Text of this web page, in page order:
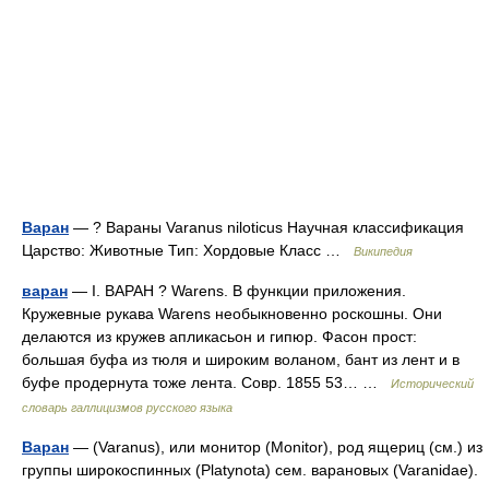
Варан — ? Вараны Varanus niloticus Научная классификация
Царство: Животные Тип: Хордовые Класс …
Википедия
варан — I. ВАРАН ? Warens. В функции приложения.
Кружевные рукава Warens необыкновенно роскошны. Они
делаются из кружев апликасьон и гипюр. Фасон прост:
большая буфа из тюля и широким воланом, бант из лент и в
буфе продернута тоже лента. Совр. 1855 53… …
Исторический
словарь галлицизмов русского языка
Варан — (Varanus), или монитор (Monitor), род ящериц (см.) из
группы широкоспинных (Platynota) сем. варановых (Varanidae).